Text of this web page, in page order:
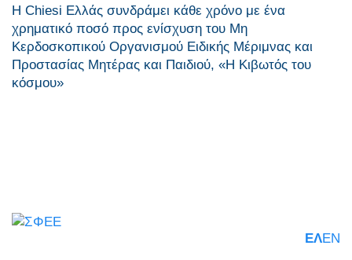
H Chiesi Ελλάς συνδράμει κάθε χρόνο με ένα
χρηματικό ποσό προς ενίσχυση του Μη
Κερδοσκοπικού Οργανισμού Ειδικής Μέριμνας και
Προστασίας Μητέρας και Παιδιού, «Η Κιβωτός του
κόσμου»
ΕΛEN